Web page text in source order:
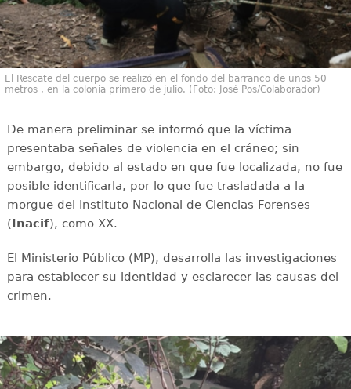
El Rescate del cuerpo se realizó en el fondo del barranco de unos 50
metros , en la colonia primero de julio. (Foto: José Pos/Colaborador)
De manera preliminar se informó que la víctima
presentaba señales de violencia en el cráneo; sin
embargo, debido al estado en que fue localizada, no fue
posible identificarla, por lo que fue trasladada a la
morgue del Instituto Nacional de Ciencias Forenses
( Inacif), como XX.
El Ministerio Público (MP), desarrolla las investigaciones
para establecer su identidad y esclarecer las causas del
crimen.